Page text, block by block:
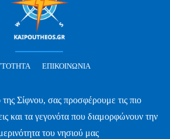
ΕΠΙΚΟΙΝΩΝΊΑ
Σίφνου, σας προσφέρουμε τις πιο
και τα γεγονότα που διαμορφώνουν την
του νησιού μας